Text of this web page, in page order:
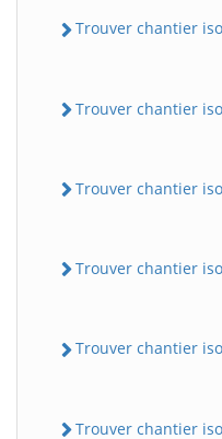
Trouver chantier
Trouver chantier
Trouver chantier
Trouver chantier
Trouver chantier
Trouver chantier